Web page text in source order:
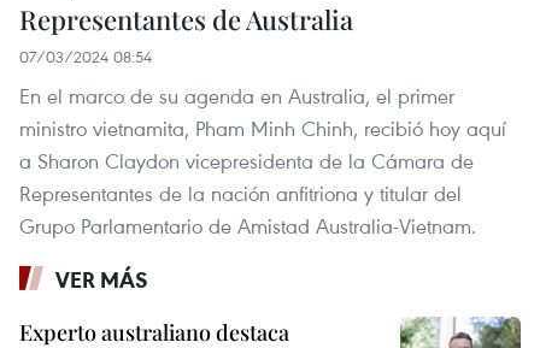
Representantes de Australia
07/03/2024 08:54
En el marco de su agenda en Australia, el primer
ministro vietnamita, Pham Minh Chinh, recibió hoy aquí
a Sharon Claydon vicepresidenta de la Cámara de
Representantes de la nación anfitriona y titular del
Grupo Parlamentario de Amistad Australia-Vietnam.
VER MÁS
Experto australiano destaca